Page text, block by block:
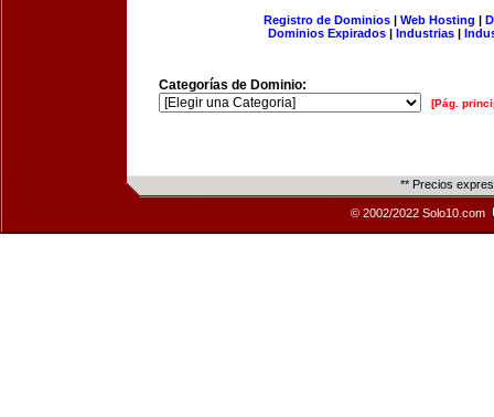
Registro de Dominios| Web Hosting |
Dominios Expirados | Industrias |
Categorías de Dominio:
[Pág.
** Precios
© 2002/2022 Solo10.com